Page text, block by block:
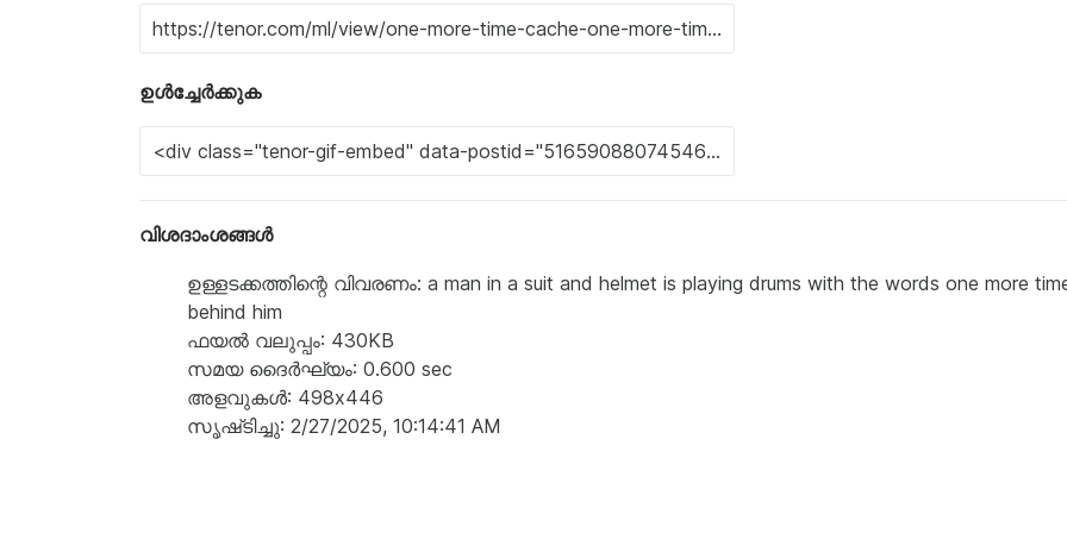
ഉൾച്ചേർക്കുക
വിശദാംശങ്ങൾ
ഉള്ളടക്കത്തിന്റെ വിവരണം: a man in a suit and helmet is playing drums with the words one more
behind him
ഫയൽ വലുപ്പം: 430KB
സമയ ദൈർഘ്യം: 0.600 sec
അളവുകൾ: 498x446
സൃഷ്‌ടിച്ചു: 2/27/2025, 10:14:41 AM